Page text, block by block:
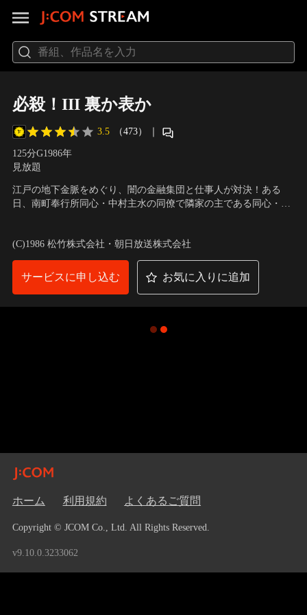
必殺！III 裏か表か
3.5 （473） ｜
125分G1986年
見放題
江戸の地下金脈をめぐり、闇の金融集団と仕事人が対決！ある
日、南町奉行所同心・中村主水の同僚で隣家の主である同心・清
のだった。しかも…。
(C)1986 松竹株式会社・朝日放送株式会社
サービスに申し込む お気に入りに追加
ホーム 利用規約 よくあるご質問
Copyright © JCOM Co., Ltd. All Rights Reserved.
v9.10.0.3233062